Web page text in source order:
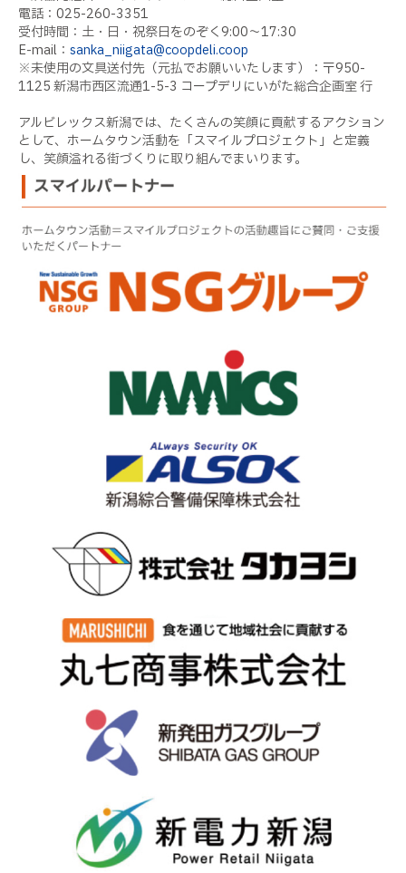
電話：025-260-3351
受付時間：土・日・祝祭日をのぞく9:00～17:30
E-mail： sanka_niigata@coopdeli.coop
※未使用の文具送付先（元払でお願いいたします）：〒950-
1125 新潟市西区流通1-5-3 コープデリにいがた総合企画室 行
アルビレックス新潟では、たくさんの笑顔に貢献するアクション
として、ホームタウン活動を「スマイルプロジェクト」と定義
し、笑顔溢れる街づくりに取り組んでまいります。